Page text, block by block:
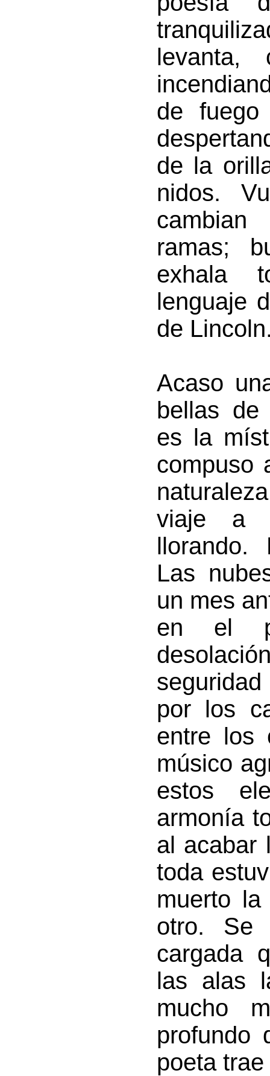
de
de la
nidos.
ramas;
exhala
lenguaje
de
Acaso
bellas de
es la
compuso
viaje a
llorando.
Las
un mes
en el
por los
entre los
músico
estos
armonía
al acabar
toda
muerto
otro. Se
cargada
las alas
mucho
profundo
poeta